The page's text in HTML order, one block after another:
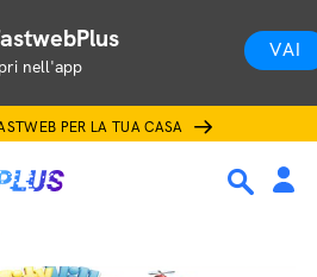
nell'app
VAI
PER LA TUA CASA